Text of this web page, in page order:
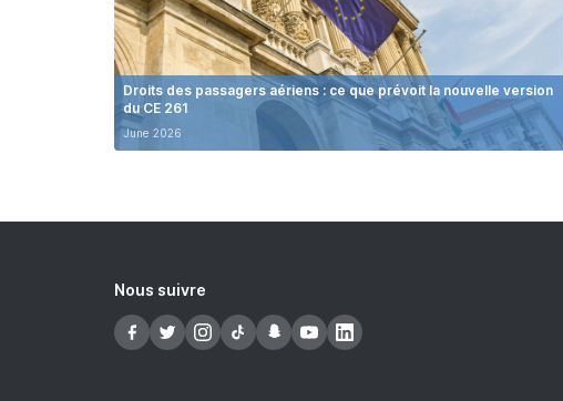
Droits des passagers aériens : ce que prévoit la nouvelle version
du CE 261
June 2026
Nous suivre